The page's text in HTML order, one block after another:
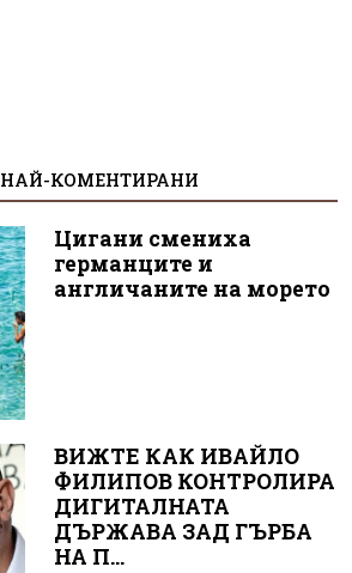
НАЙ-КОМЕНТИРАНИ
Цигани смениха
германците и
англичаните на морето
ВИЖТЕ КАК ИВАЙЛО
ФИЛИПОВ КОНТРОЛИРА
ДИГИТАЛНАТА
ДЪРЖАВА ЗАД ГЪРБА
НА П...